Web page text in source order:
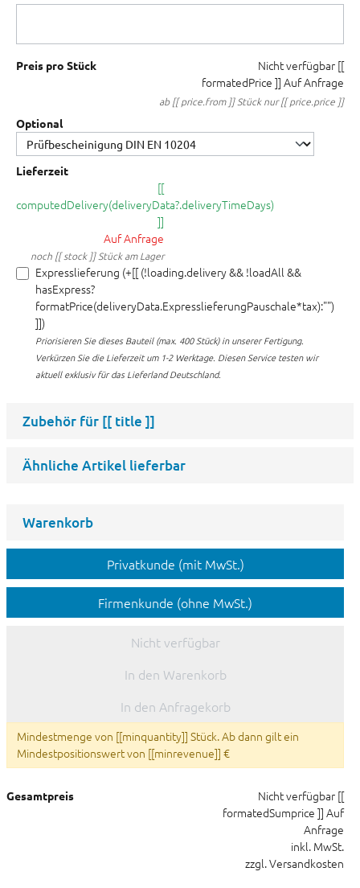
Preis pro Stück Nicht verfügbar [[
formatedPrice ]] Auf Anfrage
ab [[ price.from ]] Stück nur [[ price.price ]]
Optional
Lieferzeit
[[
computedDelivery(deliveryData?.deliveryTimeDays)
]]
Auf Anfrage
noch [[ stock ]] Stück am Lager
Expresslieferung (+[[ (!loading.delivery && !loadAll &&
hasExpress?
formatPrice(deliveryData.ExpresslieferungPauschale*tax):"")
]])
Priorisieren Sie dieses Bauteil (max. 400 Stück) in unserer Fertigung.
Verkürzen Sie die Lieferzeit um 1-2 Werktage. Diesen Service testen wir
aktuell exklusiv für das Lieferland Deutschland.
Zubehör für [[ title ]]
Ähnliche Artikel lieferbar
Warenkorb
Privatkunde (mit MwSt.)
Firmenkunde (ohne MwSt.)
Nicht verfügbar
In den Warenkorb
In den Anfragekorb
Mindestmenge von [[minquantity]] Stück. Ab dann gilt ein
Mindestpositionswert von [[minrevenue]] €
Gesamtpreis Nicht verfügbar [[
formatedSumprice ]] Auf
Anfrage
inkl. MwSt.
zzgl. Versandkosten